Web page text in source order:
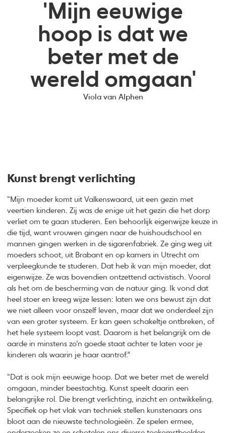
'Mijn eeuwige
hoop is dat we
beter met de
wereld omgaan'
Viola van Alphen
Kunst brengt verlichting
“Mijn moeder komt uit Valkenswaard, uit een gezin met
veertien kinderen. Zij was de enige uit het gezin die het dorp
verliet om te gaan studeren. Een behoorlijk eigenwijze keuze in
die tijd, want vrouwen gingen naar de huishoudschool en
mannen gingen werken in de sigarenfabriek. Ze ging weg uit
moeders schoot, uit Brabant en op kamers in Utrecht om
verpleegkunde te studeren. Dat heb ik van mijn moeder, dat
eigenwijze. Ze was bovendien ontzettend activistisch. Vooral
als het om de bescherming van de natuur ging. Ik vond dat
heel stoer en kreeg wijze lessen: laten we ons bewust zijn dat
we niet alleen voor onszelf leven, maar dat we onderdeel zijn
van een groter systeem. Er kan geen schakeltje ontbreken, of
het hele systeem loopt vast. Daarom is het belangrijk om de
aarde in minstens zo’n goede staat achter te laten voor je
kinderen als waarin je haar aantrof.”
“Dat is ook mijn eeuwige hoop. Dat we beter met de wereld
omgaan, minder beestachtig. Kunst speelt daarin een
belangrijke rol. Die brengt verlichting, inzicht en ontwikkeling.
Specifiek op het vlak van techniek stellen kunstenaars ons
bloot aan de nieuwste technologieën. Ze spelen ermee,